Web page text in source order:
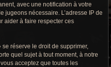
avec une notification à votre
jugeons nécessaire. L’adresse IP de
aider à faire respecter ces
réserve le droit de supprimer,
quel sujet à tout moment, à notre
acceptez que toutes les